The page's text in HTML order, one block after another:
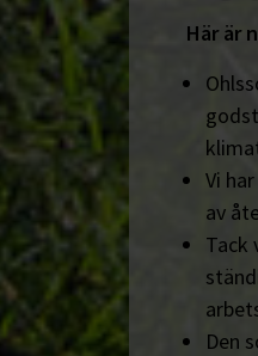
Här är
Vi
av
Tack
Den